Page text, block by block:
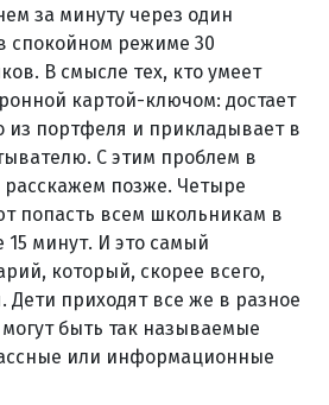
за минуту через один
спокойном режиме 30
В смысле тех, кто умеет
картой-ключом: достает
из портфеля и прикладывает в
С этим проблем в
расскажем позже. Четыре
попасть всем школьникам в
минут. И это самый
который, скорее всего,
Дети приходят все же в разное
быть так называемые
или информационные